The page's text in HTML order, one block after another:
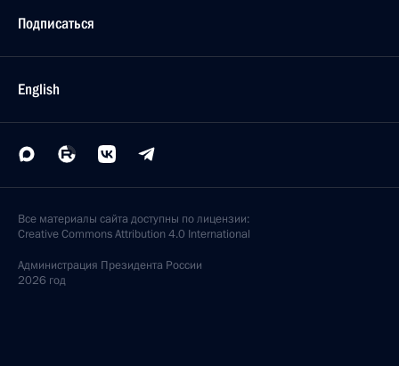
Подписаться
English
Все материалы сайта доступны по лицензии:
Creative Commons Attribution 4.0 International
Администрация Президента России
2026 год